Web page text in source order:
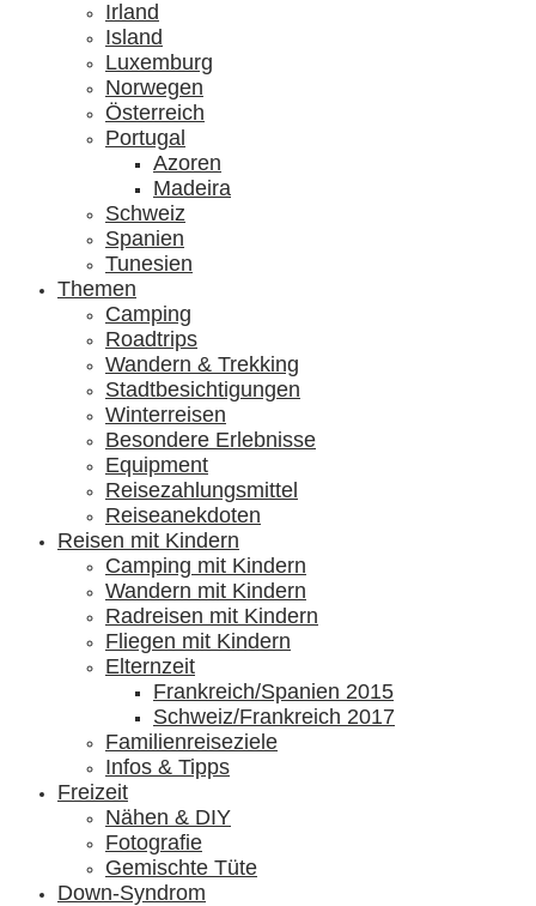
Irland
Island
Luxemburg
Norwegen
Österreich
Portugal
Azoren
Madeira
Schweiz
Spanien
Tunesien
Themen
Camping
Roadtrips
Wandern & Trekking
Stadtbesichtigungen
Winterreisen
Besondere Erlebnisse
Equipment
Reisezahlungsmittel
Reiseanekdoten
Reisen mit Kindern
Camping mit Kindern
Wandern mit Kindern
Radreisen mit Kindern
Fliegen mit Kindern
Elternzeit
Frankreich/Spanien 2015
Schweiz/Frankreich 2017
Familienreiseziele
Infos & Tipps
Freizeit
Nähen & DIY
Fotografie
Gemischte Tüte
Down-Syndrom